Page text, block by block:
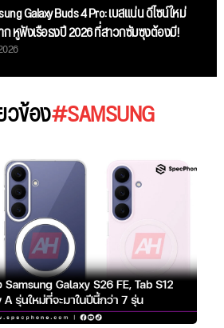
Galaxy Buds 4 Pro: เบสแน่น ดีไซน์ใหม่
ก หูฟังเรือธงปี 2026 ที่สาวกซัมซุงต้องมี!
วข้อง#SAMSUNG